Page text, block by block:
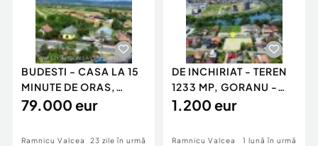
BUDESTI - CASA LA 15
MINUTE DE ORAS,
TEREN 1233 MP
79.000 eur
Ramnicu Valcea 23 zile în urmă
DE INCHIRIAT - TEREN
1233 MP, GORANU -
DN7
1.200 eur
Ramnicu Valcea 1 lună în urmă